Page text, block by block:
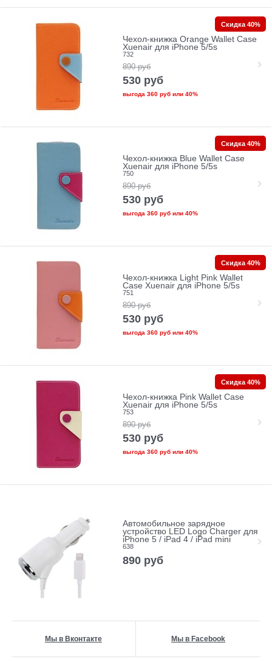
Чехол-книжка Orange Wallet Case
Xuenair для iPhone 5/5s
732
890 руб
530 руб
выгода 360 рубили 40%
Скидка 40%
Чехол-книжка Blue Wallet Case
Xuenair для iPhone 5/5s
750
890 руб
530 руб
выгода 360 рубили 40%
Скидка 40%
Чехол-книжка Light Pink Wallet
Case Xuenair для iPhone 5/5s
751
890 руб
530 руб
выгода 360 рубили 40%
Скидка 40%
Чехол-книжка Pink Wallet Case
Xuenair для iPhone 5/5s
753
890 руб
530 руб
выгода 360 рубили 40%
Скидка 40%
Автомобильное зарядное
устройство LED Logo Charger для
iPhone 5 / iPad 4 / iPad mini
638
890 руб
Мы в Вконтакте Мы в Facebook